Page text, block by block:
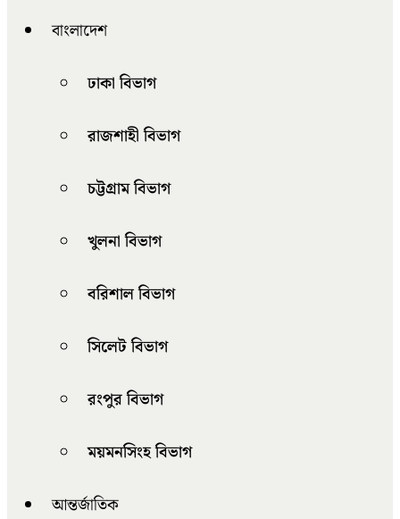
বাংলাদেশ
ঢাকা বিভাগ
রাজশাহী বিভাগ
চট্টগ্রাম বিভাগ
খুলনা বিভাগ
বরিশাল বিভাগ
সিলেট বিভাগ
রংপুর বিভাগ
ময়মনসিংহ বিভাগ
আন্তর্জাতিক